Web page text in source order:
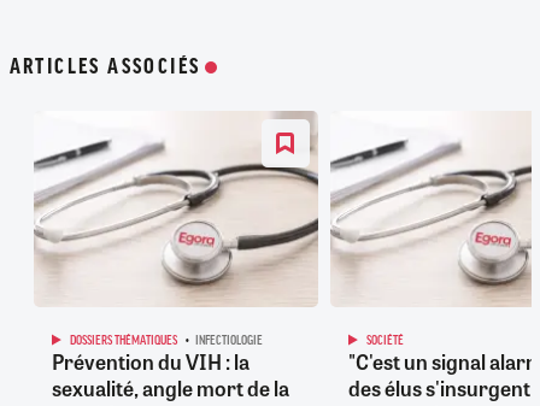
ARTICLES ASSOCIÉS
DOSSIERS THÉMATIQUES INFECTIOLOGIE
Prévention du VIH : la
sexualité, angle mort de la
SOCIÉTÉ
"C'est un signal
des élus s'insurgent